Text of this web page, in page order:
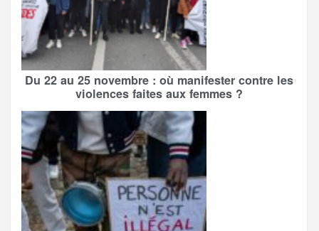
Du 22 au 25 novembre : où manifester contre les
violences faites aux femmes ?